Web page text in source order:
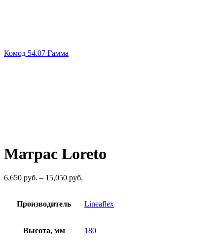
Комод 54.07 Гамма
Матрас Loreto
6,650 руб. – 15,050 руб.
руб.
руб.
Производитель Lineaflex
Высота, мм 180